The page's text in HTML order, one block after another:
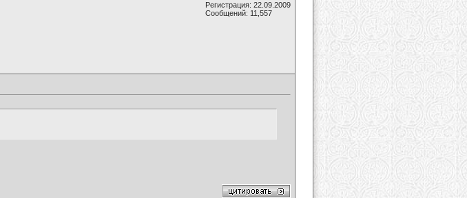
Регистрация: 22.09.2009
Сообщений: 11,557